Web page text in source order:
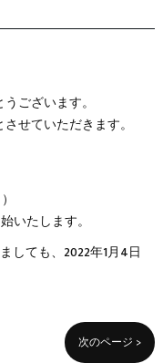
ございます。
せていただきます。
いたします。
しても、2022年1月4日
次のページ >